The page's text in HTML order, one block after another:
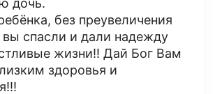
дочь.
без преувеличения
вы спасли и дали надежду
жизни!! Дай Бог Вам
здоровья и